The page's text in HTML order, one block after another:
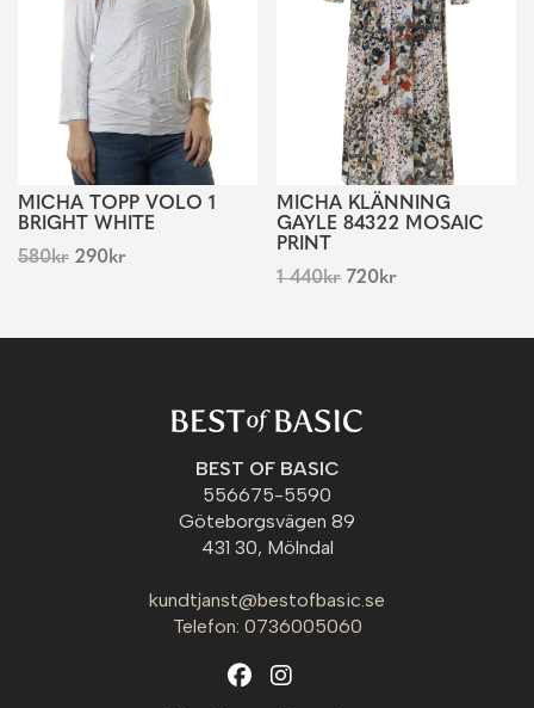
MICHA TOPP VOLO 1
BRIGHT WHITE
580kr 290kr
MICHA KLÄNNING
GAYLE 84322 MOSAIC
PRINT
1 440kr 720kr
BEST OF BASIC
556675-5590
Göteborgsvägen 89
431 30, Mölndal
kundtjanst@bestofbasic.se
Telefon: 0736005060